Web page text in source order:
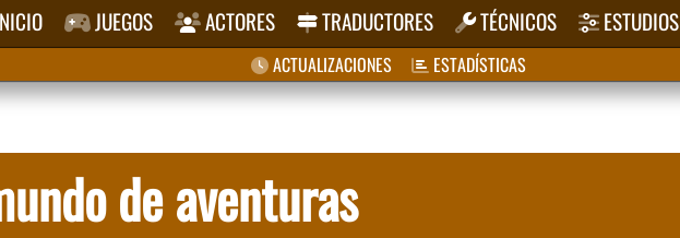
JUEGOS ACTORES TRADUCTORES TÉCNICOS ESTUDIOS
ACTUALIZACIONES ESTADÍSTICAS
de aventuras